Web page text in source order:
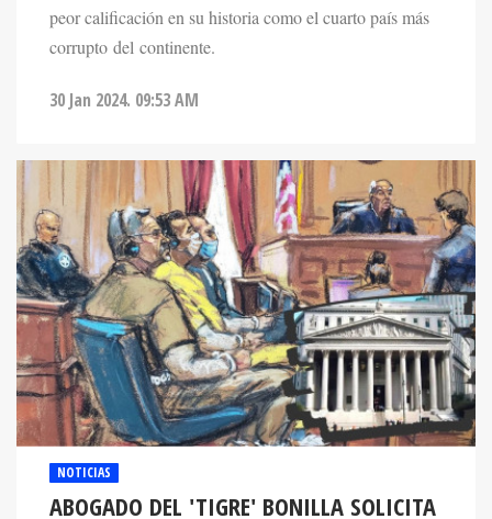
peor calificación en su historia como el cuarto país más
corrupto del continente.
30 Jan 2024. 09:53 AM
NOTICIAS
ABOGADO DEL 'TIGRE' BONILLA SOLICITA